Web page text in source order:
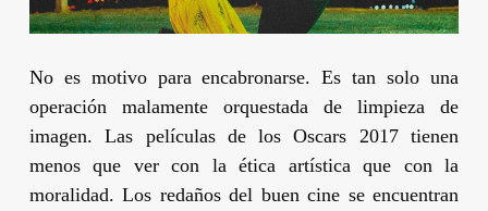
No es motivo para encabronarse. Es tan solo una
operación malamente orquestada de limpieza de
imagen. Las películas de los Oscars 2017 tienen
menos que ver con la ética artística que con la
moralidad. Los redaños del buen cine se encuentran